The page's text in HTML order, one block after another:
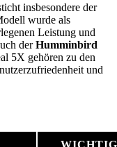
insbesondere der
wurde als
Leistung und
derHumminbird
5X gehören zu den
und